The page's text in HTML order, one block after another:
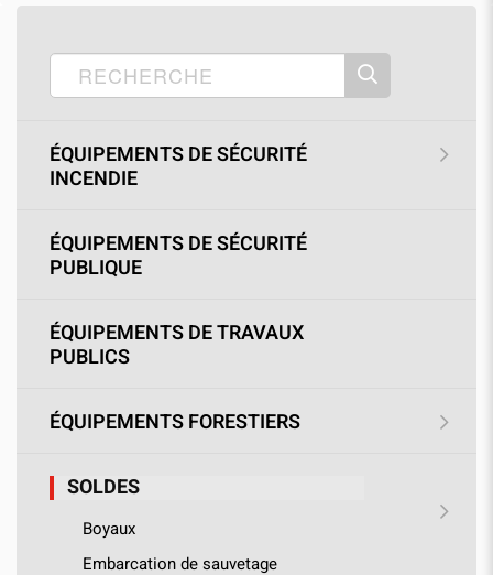
ÉQUIPEMENTS DE SÉCURITÉ
INCENDIE
ÉQUIPEMENTS DE SÉCURITÉ
PUBLIQUE
ÉQUIPEMENTS DE TRAVAUX
PUBLICS
ÉQUIPEMENTS FORESTIERS
SOLDES
Boyaux
Embarcation de sauvetage